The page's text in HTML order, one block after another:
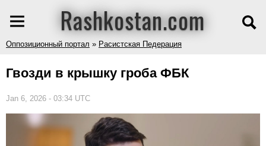
Rashkostan.com
Оппозиционный портал » Расистская Педерация
Гвозди в крышку гроба ФБК
Jan 6, 2026 - 03:34 UTC